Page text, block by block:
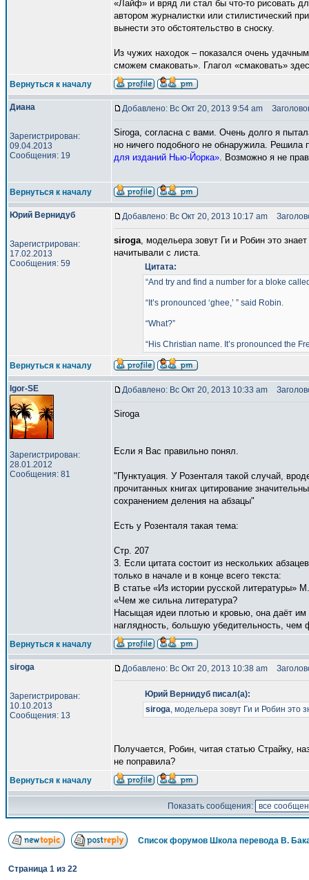
«Лайф» и вряд ли стал бы что-то рисовать
автором журналистки или стилистический
вынести это обстоятельство в сноску.
Из чужих находок – показался очень
сможем смаковать». Глагол «смаковать»
Вернуться к началу
Диана
Зарегистрирован:
09.04.2013
Сообщения: 19
Добавлено: Вс Окт 20, 2013 9:54 am
Siroga, согласна с вами. Очень долго я
но ничего подобного не обнаружила. Решила
для изданий Нью-Йорка». Возможно я не
Вернуться к началу
Юрий Вернидуб
Зарегистрирован:
17.02.2013
Сообщения: 59
Добавлено: Вс Окт 20, 2013 10:17 am
siroga, модельера зовут Ги и Робин это
начитывали с листа.
Цитата:
“And try and find a number for a bloke
“It’s pronounced ‘ghee,’ ” said Robin.
“What?”
“His Christian name. It’s pronounced the
Вернуться к началу
Igor-SE
Зарегистрирован:
28.01.2012
Сообщения: 81
Добавлено: Вс Окт 20, 2013 10:33 am
Siroga
Если я Вас правильно понял.
"Пунктуация. У Розенталя такой случай,
прочитанных книгах цитирование
сохранением деления на абзацы"
Есть у Розенталя такая тема:
Стр. 207
3. Если цитата состоит из нескольких
только в начале и в конце всего текста:
В статье «Из истории русской литературы»
«Чем же сильна литература?
Насыщая идеи плотью и кровью, она даёт
наглядность, большую убедительность, чем
Вернуться к началу
siroga
Зарегистрирован:
10.10.2013
Сообщения: 13
Добавлено: Вс Окт 20, 2013 10:38 am
Юрий Вернидуб писал(а):
siroga, модельера зовут Ги и Робин это
Получается, Робин, читая статью Страйку,
не поправила?
Вернуться к началу
Показать сообщения:
Список форумов Школа перевода В.
Страница 1 из 22